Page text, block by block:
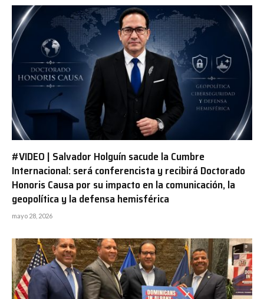
#VIDEO | Salvador Holguín sacude la Cumbre
Internacional: será conferencista y recibirá Doctorado
Honoris Causa por su impacto en la comunicación, la
geopolítica y la defensa hemisférica
mayo 28, 2026